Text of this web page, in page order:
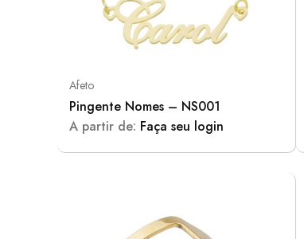
Afeto
Pingente Nomes – NS001
A partir de: Faça seu login